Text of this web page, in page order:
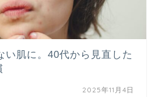
い肌に。40代から見直した
2025年11月4日